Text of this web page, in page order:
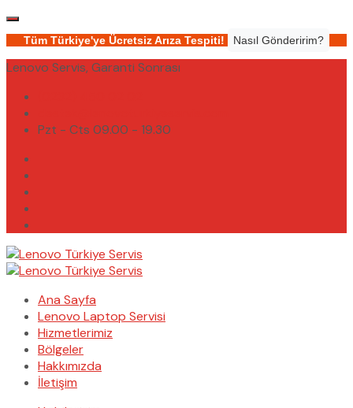
Tüm Türkiye'ye Ücretsiz Arıza Tespiti! Nasıl Gönderirim?
Lenovo Servis, Garanti Sonrası
Pzt - Cts 09.00 - 19.30
Ana Sayfa
Lenovo Laptop Servisi
Hizmetlerimiz
Bölgeler
Hakkımızda
İletişim